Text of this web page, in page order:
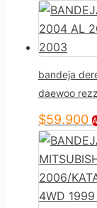
bandeja
daewoo
$59.900